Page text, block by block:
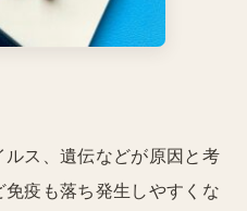
ス、遺伝などが原因と考
疫も落ち発生しやすくな